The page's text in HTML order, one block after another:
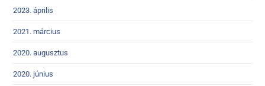
2023. április
2021. március
2020. augusztus
2020. június